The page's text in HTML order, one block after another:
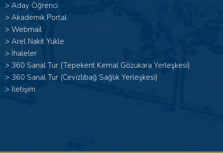
> Aday Öğrenci
> Akademik Portal
> Webmail
> Arel Nakit Yükle
> İhaleler
> 360 Sanal Tur (Tepekent Kemal Gözükara Yerleşkesi)
> 360 Sanal Tur (Cevizlibağ Sağlık Yerleşkesi)
> İletişim